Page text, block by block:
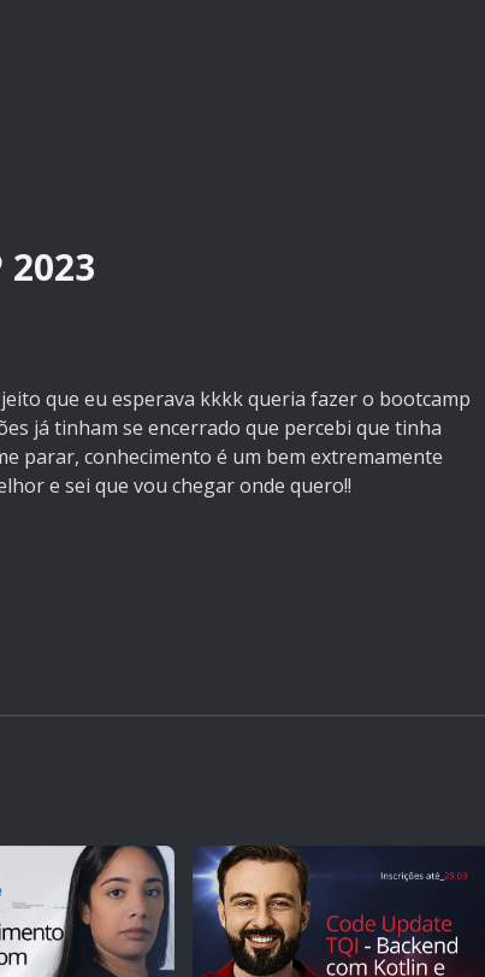
2023
que eu esperava kkkk queria fazer o bootcamp
já tinham se encerrado que percebi que tinha
parar, conhecimento é um bem extremamente
e sei que vou chegar onde quero!!